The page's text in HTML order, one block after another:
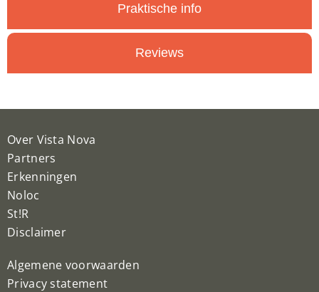
Praktische info
Reviews
Over Vista Nova
Partners
Erkenningen
Noloc
St!R
Disclaimer
Algemene voorwaarden
Privacy statement